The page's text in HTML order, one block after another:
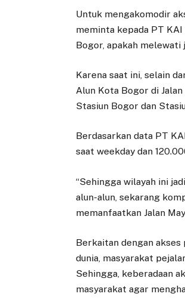
Untuk mengakomodir
meminta kepada PT
Bogor, apakah melewati
Karena saat ini, selain
Alun Kota Bogor di
Stasiun Bogor dan
Berdasarkan data PT
saat weekday dan
“Sehingga wilayah ini
alun-alun, sekarang
memanfaatkan Jalan
Berkaitan dengan
dunia, masyarakat
Sehingga, keberadaan
masyarakat agar